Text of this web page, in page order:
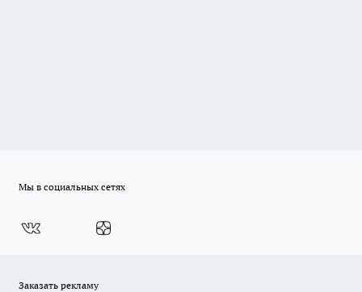
Мы в социальных сетях
Заказать рекламу